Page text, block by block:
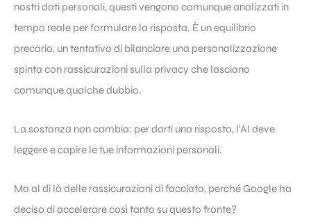
nostri dati personali, questi vengono comunque analizzati in
tempo reale per formulare la risposta. È un equilibrio
precario, un tentativo di bilanciare una personalizzazione
spinta con rassicurazioni sulla privacy che lasciano
comunque qualche dubbio.
La sostanza non cambia: per darti una risposta, l’AI deve
leggere e capire le tue informazioni personali.
Ma al di là delle rassicurazioni di facciata, perché Google ha
deciso di accelerare così tanto su questo fronte?